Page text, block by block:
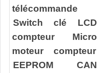
télécommande
Switch clé
LCD
compteur
Micro
moteur compteur
EEPROM
CAN